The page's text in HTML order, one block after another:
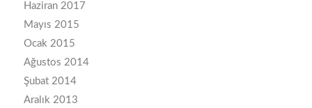
Haziran 2017
Mayıs 2015
Ocak 2015
Ağustos 2014
Şubat 2014
Aralık 2013